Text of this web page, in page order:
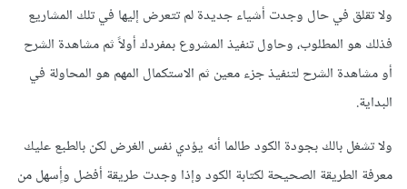
ولا تقلق في حال وجدت أشياء جديدة لم تتعرض إليها في تلك المشاريع
فذلك هو المطلوب، وحاول تنفيذ المشروع بمفردك أولاً ثم مشاهدة الشرح
أو مشاهدة الشرح لتنفيذ جزء معين ثم الاستكمال المهم هو المحاولة في
البداية.
ولا تشغل بالك بجودة الكود طالما أنه يؤدي نفس الغرض لكن بالطبع عليك
معرفة الطريقة الصحيحة لكتابة الكود وإذا وجدت طريقة أفضل وأٍسهل من